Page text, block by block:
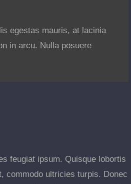
egestas mauris, at lacinia
in arcu. Nulla posuere
feugiat ipsum. Quisque lobortis
commodo ultricies turpis. Donec